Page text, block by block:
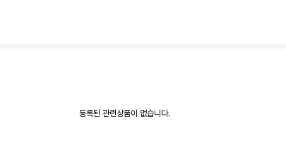
등록된 관련상품이 없습니다.